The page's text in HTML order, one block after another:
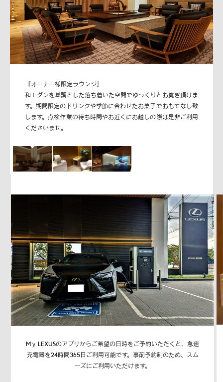
『オーナー様限定ラウンジ』
和モダンを基調とした落ち着いた空間でゆっくりとお寛ぎ頂けま
す。期間限定のドリンクや季節に合わせたお菓子でおもてなし致
します。点検作業の待ち時間やお近くにお越しの際は是非ご利用
くださいませ。
Mｙ LEXUSのアプリからご希望の日時をご予約いただくと、急速
充電器を24時間365日ご利用可能です。事前予約制のため、スム
ーズにご利用いただけます。